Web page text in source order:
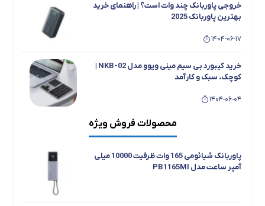
خروجی پاوربانک چند وات است؟ | راهنمای خرید
بهترین پاوربانک 2025
1404-06-17
خرید کیبورد بی سیم مینی ویوو مدل NKB-02 |
کوچک، سبک و کارآمد
1404-06-04
با دستگیره هوشمند نایتانیکس(Nitanix)،
امنیت را در دستان خود داشته باشید
1404-01-20
محصولات فروش ویژه
پاوربانک شیائومی 165 وات ظرفیت 10000 میلی
آمپر ساعت مدل PB1165MI